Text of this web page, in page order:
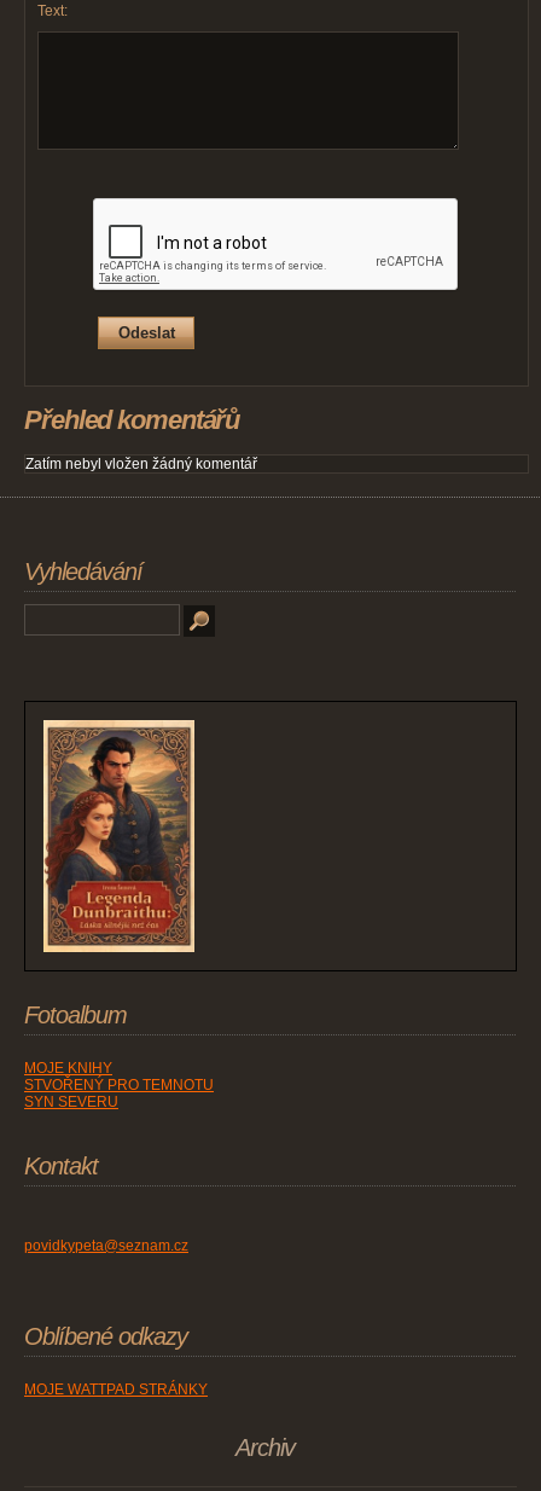
Text:
Přehled komentářů
Zatím nebyl vložen žádný komentář
Vyhledávání
Fotoalbum
MOJE KNIHY
STVOŘENÝ PRO TEMNOTU
SYN SEVERU
Kontakt
povidkypeta@seznam.cz
Oblíbené odkazy
MOJE WATTPAD STRÁNKY
Archiv